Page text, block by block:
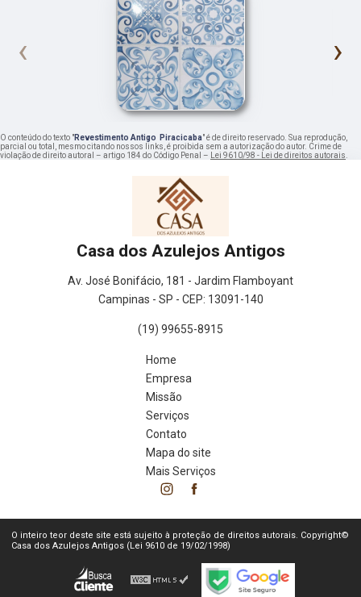
‹ ›
O conteúdo do texto "Revestimento Antigo Piracicaba" é de direito reservado. Sua reprodução,
parcial ou total, mesmo citando nossos links, é proibida sem a autorização do autor. Crime de
violação de direito autoral – artigo 184 do Código Penal –
Lei 9610/98 - Lei de direitos autorais
Casa dos Azulejos Antigos
Av. José Bonifácio, 181 - Jardim Flamboyant
Campinas - SP - CEP: 13091-140
(19) 99655-8915
Home
Empresa
Missão
Serviços
Contato
Mapa do site
Mais Serviços
O inteiro teor deste site está sujeito à proteção de direitos autorais. Copyright©
Casa dos Azulejos Antigos (Lei 9610 de 19/02/1998)